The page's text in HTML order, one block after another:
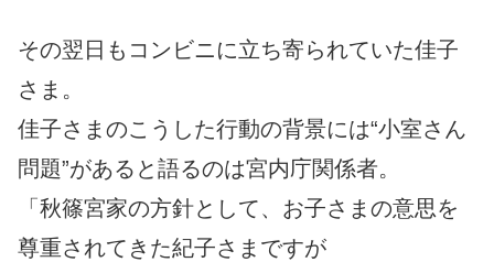
その翌日もコンビニに立ち寄られていた佳子
さま。
佳子さまのこうした行動の背景には“小室さん
問題”があると語るのは宮内庁関係者。
「秋篠宮家の方針として、お子さまの意思を
尊重されてきた紀子さまですが